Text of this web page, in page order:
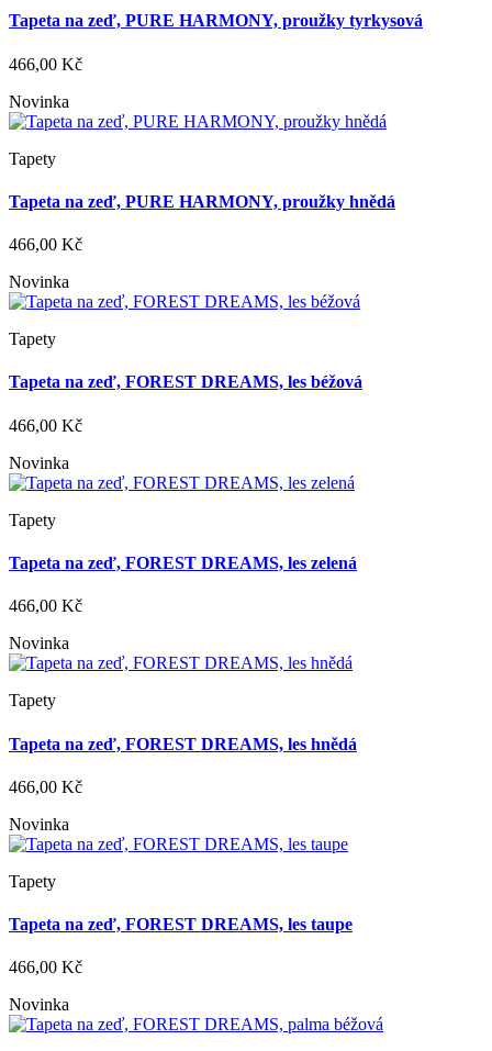
Tapeta na zeď, PURE HARMONY, proužky tyrkysová
466,00 Kč
Novinka
Tapety
Tapeta na zeď, PURE HARMONY, proužky hnědá
466,00 Kč
Novinka
Tapety
Tapeta na zeď, FOREST DREAMS, les béžová
466,00 Kč
Novinka
Tapety
Tapeta na zeď, FOREST DREAMS, les zelená
466,00 Kč
Novinka
Tapety
Tapeta na zeď, FOREST DREAMS, les hnědá
466,00 Kč
Novinka
Tapety
Tapeta na zeď, FOREST DREAMS, les taupe
466,00 Kč
Novinka